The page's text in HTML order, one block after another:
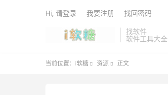
找软件
软件工具大全
Hi, 请登录 我要注册 找回密码
当前位置： i软糖  资源  正文